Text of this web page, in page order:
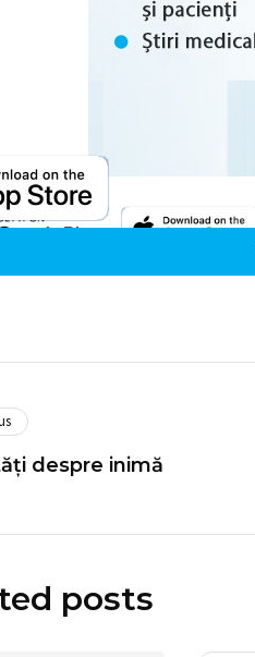
despre inimă
posts